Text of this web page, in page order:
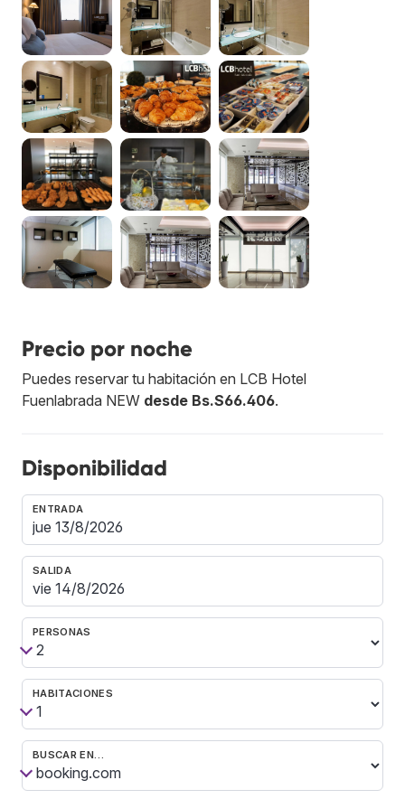
Precio por noche
Puedes reservar tu habitación en LCB Hotel
Fuenlabrada NEW desde Bs.S66.406.
Disponibilidad
ENTRADA
SALIDA
PERSONAS
HABITACIONES
BUSCAR EN…